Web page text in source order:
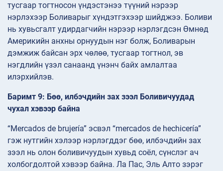
тусгаар тогтносон үндэстэнээ түүний нэрээр
нэрлэхээр Боливарыг хүндэтгэхээр шийджээ. Боливи
нь хувьсгалт удирдагчийн нэрээр нэрлэгдсэн Өмнөд
Америкийн анхны орнуудын нэг болж, Боливарын
дэмжиж байсан эрх чөлөө, тусгаар тогтнол, эв
нэгдлийн үзэл санаанд үнэнч байх амлалтаа
илэрхийлэв.
Баримт 9: Бөө, илбэчдийн зах зээл Боливичуудад
чухал хэвээр байна
“Mercados de brujería” эсвэл “mercados de hechicería”
гэж нутгийн хэлээр нэрлэгддэг бөө, илбэчдийн зах
зээл нь олон боливичуудын хувьд соёл, сүнслэг ач
холбогдолтой хэвээр байна. Ла Пас, Эль Алто зэрэг